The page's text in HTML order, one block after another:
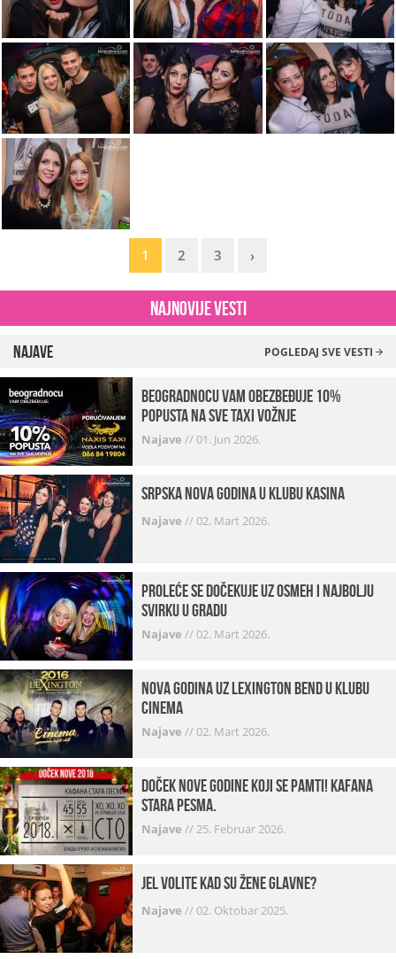
1 2 3 ›
Najnovije vesti
Najave POGLEDAJ SVE VESTI
beogradnocu vam obezbeđuje 10%
popusta na sve taxi vožnje
Najave //01. Jun 2026.
Srpska Nova godina u klubu Kasina
Najave //02. Mart 2026.
Proleće se dočekuje uz osmeh i najbolju
svirku u gradu
Najave //02. Mart 2026.
Nova godina uz Lexington bend u klubu
Cinema
Najave //02. Mart 2026.
Doček Nove godine koji se pamti! Kafana
Stara pesma.
Najave //25. Februar 2026.
Jel volite kad su žene glavne?
Najave //02. Oktobar 2025.